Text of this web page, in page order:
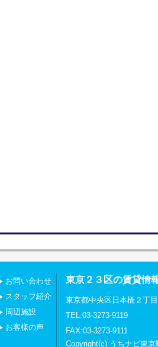
お問い合わせ
スタッフ紹介
周辺施設
お客様の声
東京２３区の賃貸情
東京都中央区日本橋２丁
TEL:03-3273-9119
FAX:03-3273-9111
Copyright(c) うちナビ東京